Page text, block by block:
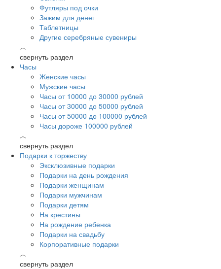
Футляры под очки
Зажим для денег
Таблетницы
Другие серебряные сувениры
︿
свернуть раздел
Часы
Женские часы
Мужские часы
Часы от 10000 до 30000 рублей
Часы от 30000 до 50000 рублей
Часы от 50000 до 100000 рублей
Часы дороже 100000 рублей
︿
свернуть раздел
Подарки к торжеству
Эксклюзивные подарки
Подарки на день рождения
Подарки женщинам
Подарки мужчинам
Подарки детям
На крестины
На рождение ребенка
Подарки на свадьбу
Корпоративные подарки
︿
свернуть раздел